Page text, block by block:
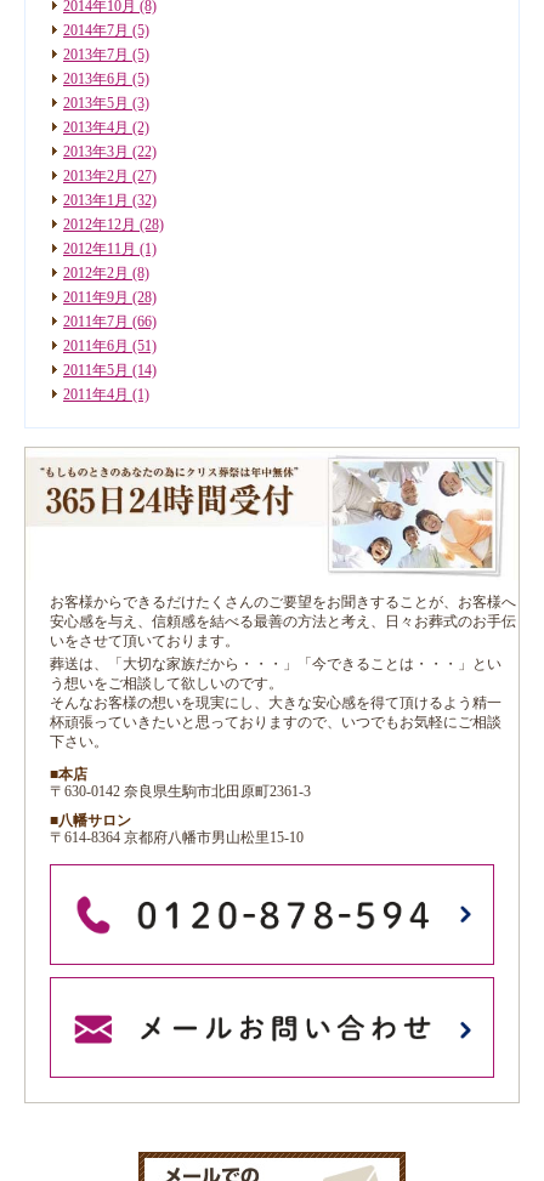
2014年10月 (8)
2014年7月 (5)
2013年7月 (5)
2013年6月 (5)
2013年5月 (3)
2013年4月 (2)
2013年3月 (22)
2013年2月 (27)
2013年1月 (32)
2012年12月 (28)
2012年11月 (1)
2012年2月 (8)
2011年9月 (28)
2011年7月 (66)
2011年6月 (51)
2011年5月 (14)
2011年4月 (1)
お客様からできるだけたくさんのご要望をお聞きすることが、お客様へ
安心感を与え、信頼感を結べる最善の方法と考え、日々お葬式のお手伝
いをさせて頂いております。
葬送は、「大切な家族だから・・・」「今できることは・・・」とい
う想いをご相談して欲しいのです。
そんなお客様の想いを現実にし、大きな安心感を得て頂けるよう精一
杯頑張っていきたいと思っておりますので、いつでもお気軽にご相談
下さい。
■本店
〒630-0142 奈良県生駒市北田原町2361-3
■八幡サロン
〒614-8364 京都府八幡市男山松里15-10